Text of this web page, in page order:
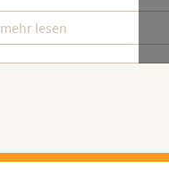
mehr lesen